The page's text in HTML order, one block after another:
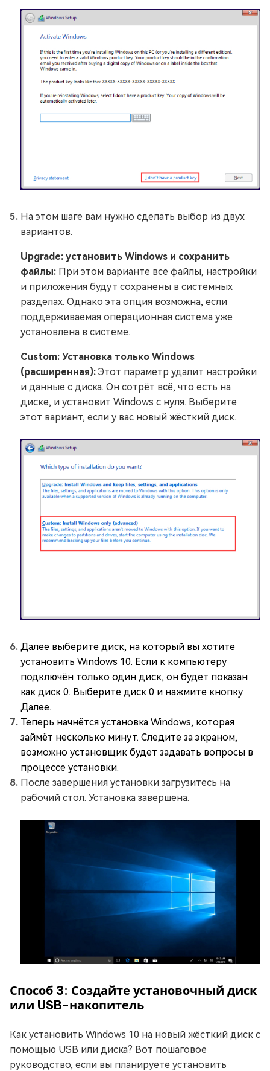
На этом шаге вам нужно сделать выбор из двух
вариантов.
Upgrade: установить Windows и сохранить
файлы: При этом варианте все файлы, настройки
и приложения будут сохранены в системных
разделах. Однако эта опция возможна, если
поддерживаемая операционная система уже
установлена в системе.
Custom: Установка только Windows
(расширенная): Этот параметр удалит настройки
и данные с диска. Он сотрёт всё, что есть на
диске, и установит Windows с нуля. Выберите
этот вариант, если у вас новый жёсткий диск.
Далее выберите диск, на который вы хотите
установить Windows 10. Если к компьютеру
подключён только один диск, он будет показан
как диск 0. Выберите диск 0 и нажмите кнопку
Далее.
Теперь начнётся установка Windows, которая
займёт несколько минут. Следите за экраном,
возможно установщик будет задавать вопросы в
процессе установки.
После завершения установки загрузитесь на
рабочий стол. Установка завершена.
Способ 3: Создайте установочный диск
или USB-накопитель
Как установить Windows 10 на новый жёсткий диск с
помощью USB или диска? Вот пошаговое
руководство, если вы планируете установить